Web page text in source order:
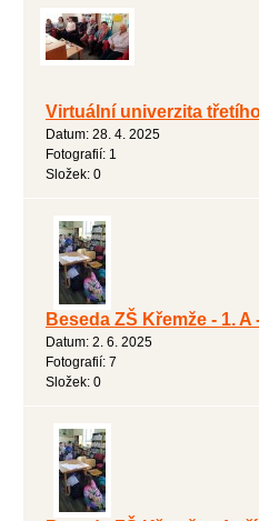
Virtuální univerzita
Datum: 28. 4. 2025
Fotografií: 1
Složek: 0
Beseda ZŠ Křemže - 1. A
Datum: 2. 6. 2025
Fotografií: 7
Složek: 0